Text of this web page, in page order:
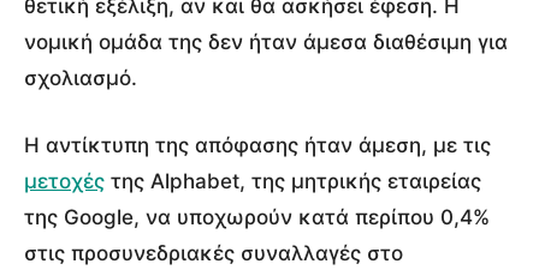
θετική εξέλιξη, αν και θα ασκήσει έφεση. Η
νομική ομάδα της δεν ήταν άμεσα διαθέσιμη για
σχολιασμό.
Η αντίκτυπη της απόφασης ήταν άμεση, με τις
μετοχές της Alphabet, της μητρικής εταιρείας
της Google, να υποχωρούν κατά περίπου 0,4%
στις προσυνεδριακές συναλλαγές στο